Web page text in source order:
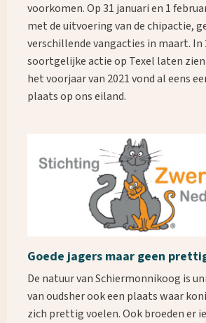
voorkomen. Op 31 januari en 1
met de uitvoering van de chipactie,
verschillende vangacties in maart. In
soortgelijke actie op Texel laten
het voorjaar van 2021 vond al eens
plaats op ons eiland.
Goede jagers maar geen
De natuur van Schiermonnikoog is
van oudsher ook een plaats waar
zich prettig voelen. Ook broeden er